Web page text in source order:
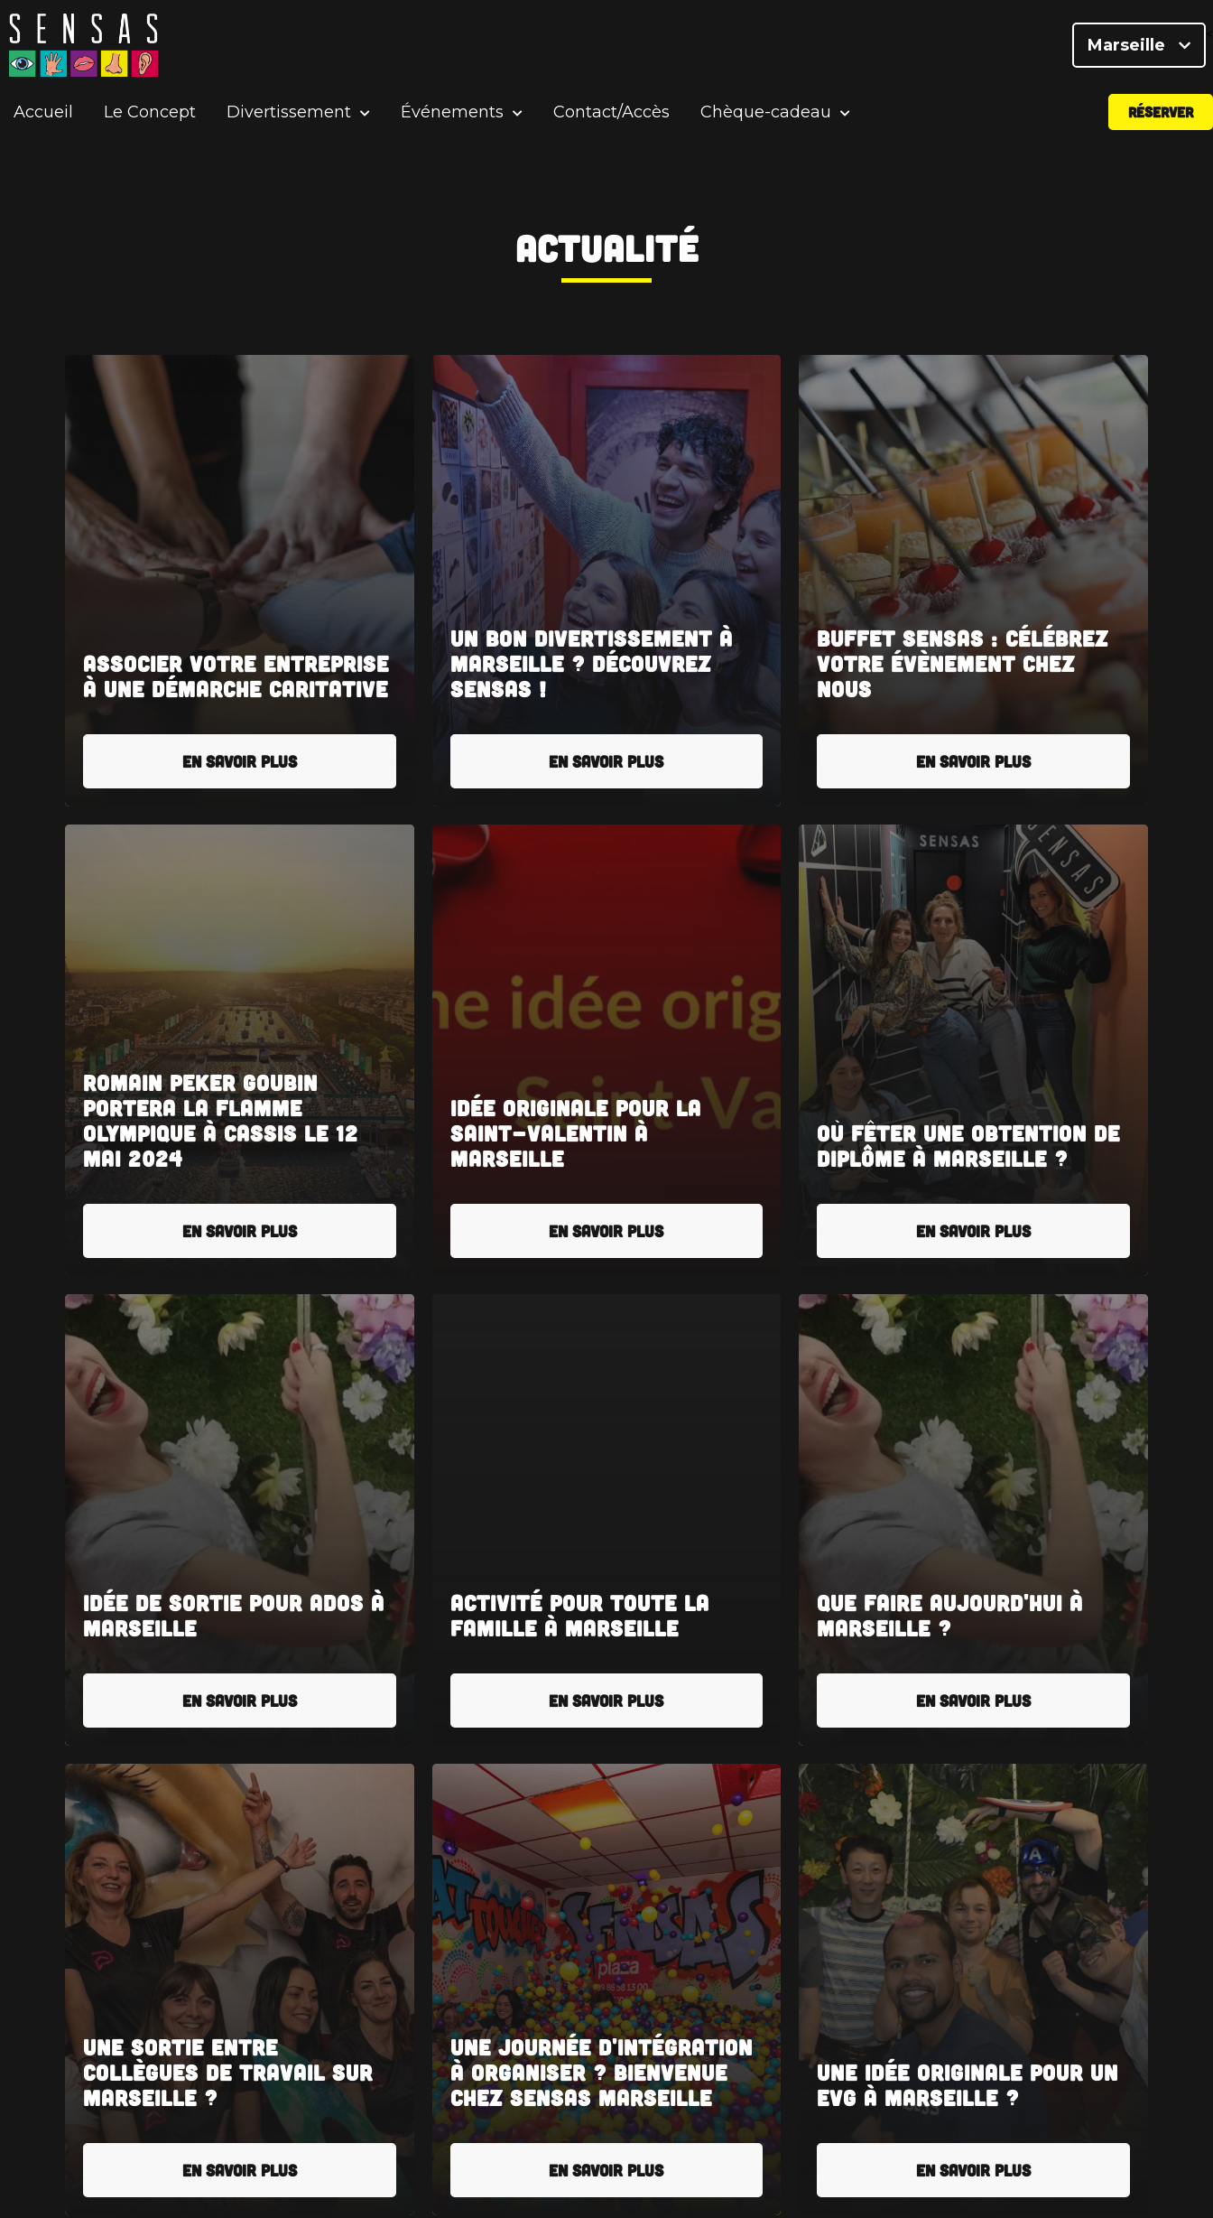
Marseille
Accueil Le Concept Divertissement Événements Contact/Accès Chèque-cadeau RÉSERVER
Actualité
Associer votre entreprise
à une démarche caritative
EN SAVOIR PLUS
Un bon divertissement à
Marseille ? Découvrez
SENSAS !
EN SAVOIR PLUS
Buffet SENSAS : Célébrez
votre évènement chez
nous
EN SAVOIR PLUS
Romain Peker Goubin
portera la flamme
olympique à Cassis le 12
mai 2024
EN SAVOIR PLUS
Idée Originale pour la
Saint-Valentin à
Marseille
EN SAVOIR PLUS
Où Fêter une Obtention de
Diplôme à Marseille ?
EN SAVOIR PLUS
Idée de Sortie pour Ados à
Marseille
EN SAVOIR PLUS
Activité pour Toute la
Famille à Marseille
EN SAVOIR PLUS
Que faire aujourd'hui à
Marseille ?
EN SAVOIR PLUS
Une sortie entre
collègues de travail sur
Marseille ?
EN SAVOIR PLUS
Une journée d'intégration
à organiser ? Bienvenue
chez SENSAS Marseille
EN SAVOIR PLUS
Une idée originale pour un
EVG à Marseille ?
EN SAVOIR PLUS